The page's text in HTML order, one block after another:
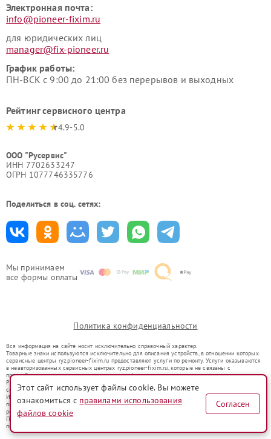
Мы принимаем
все формы оплаты
Электронная почта:
info@pioneer-fixim.ru
для юридических лиц
manager@fix-pioneer.ru
График работы:
ПН-ВСК с 9:00 до 21:00 без перерывов и выходных
Рейтинг сервисного центра
4.9-5.0
ООО "Русервис"
ИНН 7702633247
ОГРН 1077746335776
Поделиться в соц. сетях:
Политика конфиденциальности
Вся информация на сайте носит исключительно справочный характер.
Товарные знаки используются исключительно для описания устройств, в отношении которых
сервисные центры ryz.pioneer-fixim.ru предоставляют услуги по ремонту. Услуги оказываются
в неавторизованных сервисных центрах ryz.pioneer-fixim.ru, которые не связаны с
правообладателями товарных знаков или их официальными представителями.
Ремонт осуществляется для устройств, уже введенных в гражданский оборот в соответствии
со статьей 1487 ГК РФ.
Использование товарных знаков не преследует цели индивидуализации услуг или введения
потребителей в заблуждение, а служит для информирования о предоставляемых услугах по
ремонту техники указанных брендов.
Представленная на сайте информация не является публичной офертой, определяемой
положениями Статьи 437(2) Гражданского кодекса РФ
Этот сайт использует файлы cookie. Вы можете
ознакомиться с правилами использования
файлов cookie
Согласен